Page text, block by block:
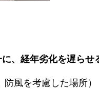
、経年劣化を遅らせ
風を考慮した場所）